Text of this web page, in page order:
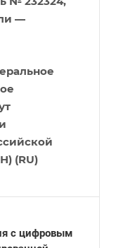
—
(RU)
с цифровым